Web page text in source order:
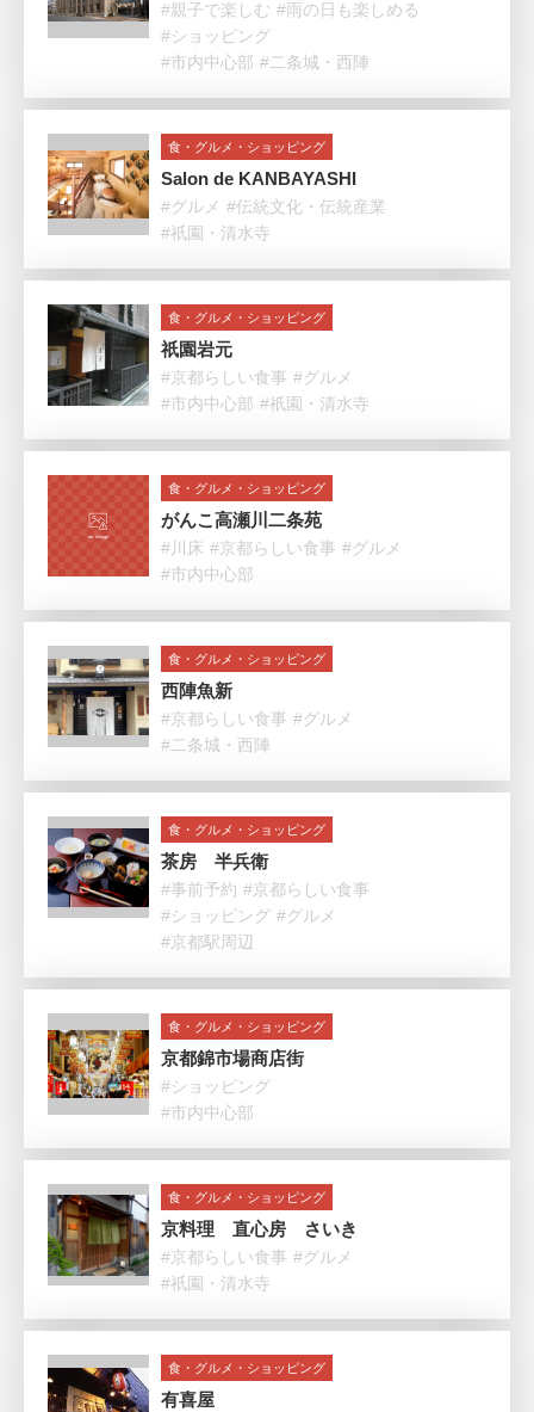
#親子で楽しむ #雨の日も楽しめる
#ショッピング
#市内中心部 #二条城・西陣
食・グルメ・ショッピング
Salon de KANBAYASHI
#グルメ #伝統文化・伝統産業
#祇園・清水寺
食・グルメ・ショッピング
祇園岩元
#京都らしい食事 #グルメ
#市内中心部 #祇園・清水寺
食・グルメ・ショッピング
がんこ高瀬川二条苑
#川床 #京都らしい食事 #グルメ
#市内中心部
食・グルメ・ショッピング
西陣魚新
#京都らしい食事 #グルメ
#二条城・西陣
食・グルメ・ショッピング
茶房 半兵衛
#事前予約 #京都らしい食事
#ショッピング #グルメ
#京都駅周辺
食・グルメ・ショッピング
京都錦市場商店街
#ショッピング
#市内中心部
食・グルメ・ショッピング
京料理 直心房 さいき
#京都らしい食事 #グルメ
#祇園・清水寺
食・グルメ・ショッピング
有喜屋